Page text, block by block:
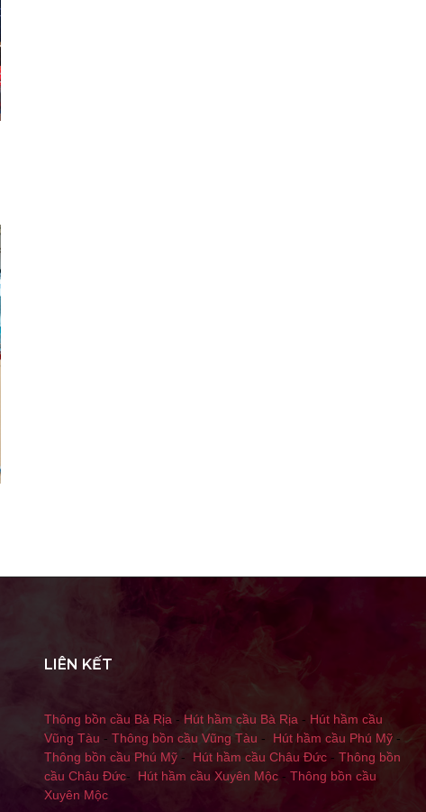
LIÊN KẾT
Thông bồn cầu Bà Rịa - Hút hầm cầu Bà Rịa - Hút hầm cầu
Vũng Tàu - Thông bồn cầu Vũng Tàu - Hút hầm cầu Phú Mỹ -
Thông bồn cầu Phú Mỹ - Hút hầm cầu Châu Đức - Thông bồn
cầu Châu Đức- Hút hầm cầu Xuyên Mộc - Thông bồn cầu
Xuyên Mộc